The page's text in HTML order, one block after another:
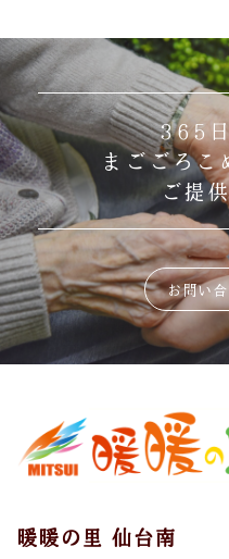
365
まごごろこ
ご提
お問い
暖暖の里 仙台南